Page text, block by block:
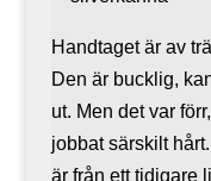
Handtaget är av
Den är bucklig,
ut. Men det var
jobbat särskilt
är från ett tidigare